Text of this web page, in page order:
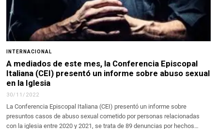
INTERNACIONAL
A mediados de este mes, la Conferencia Episcopal
Italiana (CEI) presentó un informe sobre abuso sexual
en la Iglesia
30/11/2022
La Conferencia Episcopal Italiana (CEI) presentó un informe sobre
presuntos casos de abuso sexual cometido por personas relacionadas
con la iglesia entre 2020 y 2021, se trata de 89 denuncias por hechos…